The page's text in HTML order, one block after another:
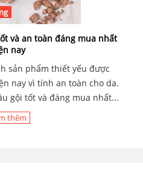
và an toàn đáng mua nhất
nay
sản phẩm thiết yếu được
nay vì tính an toàn cho da.
gội tốt và đáng mua nhất...
thêm